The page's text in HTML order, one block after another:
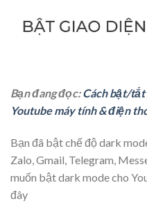
Bạn đang đọc:Cách bật/
Youtube máy tính & điện
Bạn đã bật chế độ dark
Zalo, Gmail, Telegram,
muốn bật dark mode cho
đây